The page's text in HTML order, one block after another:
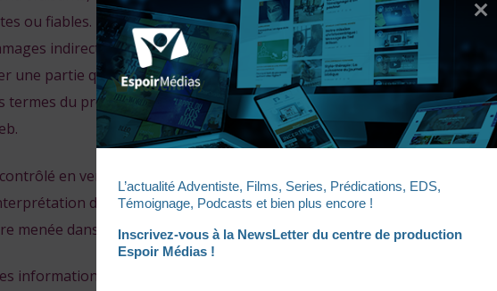
ou fiables. Espoir Médias n’est pas responsable des dommages ou
indirects, spéciaux et consécutifs) pouvant résulter de l’utilisation
une partie quelconque du site web, ou de tout ce qui est soumis ou
termes du présent paragraphe survivront à toute résiliation de la
en vertu des lois de l’État du canton de Vaud (Suisse), qui sera la
de tous les termes et conditions ci-dessous. Toute action
menée dans l’État du canton de Vaud.
informations concernant ce site Web ou tout ce qui s’y rapporte, vous
L’actualité Adventiste, Films, Series, Prédications, EDS,
Témoignage, Podcasts et bien plus encore !
Inscrivez-vous à la NewsLetter du centre de production
Espoir Médias !